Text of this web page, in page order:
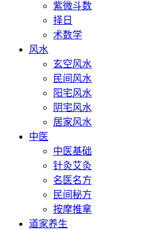
紫微斗数
择日
术数学
风水
玄空风水
民间风水
阳宅风水
阴宅风水
居家风水
中医
中医基础
针灸艾灸
名医名方
民间秘方
按摩推拿
道家养生